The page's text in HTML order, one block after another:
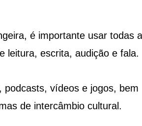
é importante usar todas
leitura, escrita, audição e fala.
podcasts, vídeos e jogos, bem
de intercâmbio cultural.